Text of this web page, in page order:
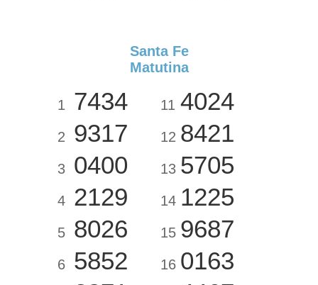
Santa Fe
Matutina
1 7434
2 9317
3 0400
4 2129
5 8026
6 5852
11 4024
12 8421
13 5705
14 1225
15 9687
16 0163